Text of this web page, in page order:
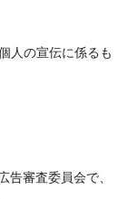
人の宣伝に係るも
告審査委員会で、